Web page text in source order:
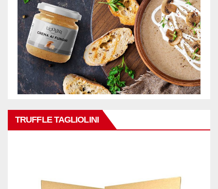
TRUFFLE TAGLIOLINI